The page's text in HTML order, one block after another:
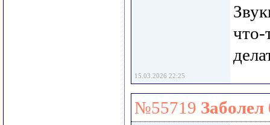
что-
15.03.2026 22:25
№55719